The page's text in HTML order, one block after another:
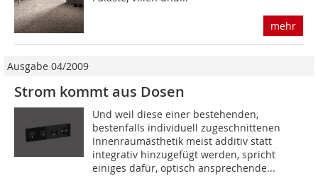
mehr
Ausgabe 04/2009
Strom kommt aus Dosen
Und weil diese einer bestehenden,
bestenfalls individuell zugeschnittenen
Innenraumästhetik meist additiv statt
integrativ hinzugefügt werden, spricht
einiges dafür, optisch ansprechende...